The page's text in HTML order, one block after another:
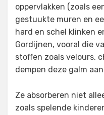
oppervlakken (zoals
gestuukte muren en
hard en schel klinken
Gordijnen, vooral die
stoffen zoals velours,
dempen deze galm
Ze absorberen niet
zoals spelende